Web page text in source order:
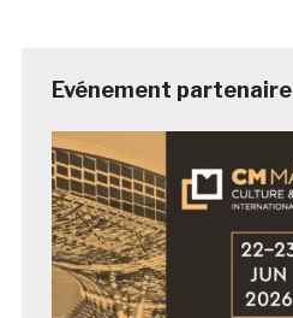
Evénement partenaire